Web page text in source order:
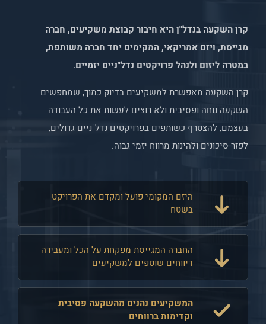
קרן השקעה בנדל"ן היא חיבור קבוצת משקיעים, חברה
מגייסת, ויזם אמריקאי, המקימים יחד חברה משותפת,
במטרה ליזום ולנהל פרויקטים נדל"ניים יזמיים.
קרן השקעה מאפשרת למשקיעים בדיוק כמוך, שמחפשים
השקעה נוחה ופסיבית ולא רוצים לעשות את כל העבודה
בעצמם, להצטרף כשותפים בפרויקטים נדל"ניים גדולים,
לפזר סיכונים ולהינות מרווח יזמי גבוה.
היזם המקומי פועל ומקדם את הפרויקט
בשטח
החברה המגייסת מפקחת על הכל ומעבירה
דיווחים שוטפים למשקיעים
המשקיעים נהנים מהשקעה פסיבית
וקדימות ברווחים